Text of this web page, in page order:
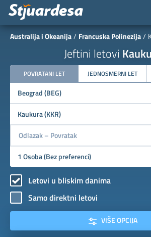
Australija i Okeanija Francuska Polinezija
Jeftini letovi
POVRATANI LET JEDNOSMERNI LET
Letovi u bliskim danima
Samo direktni letovi
VIŠE OPCIJA